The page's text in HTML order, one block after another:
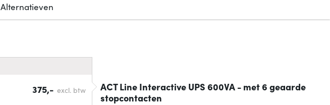
Alternatieven
375,- excl. btw
ACT Line Interactive UPS 600VA - met 6 geaarde
stopcontacten